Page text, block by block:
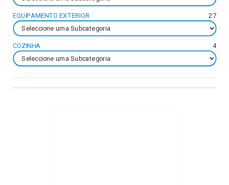
EQUIPAMENTO EXTERIOR 27
COZINHA 4